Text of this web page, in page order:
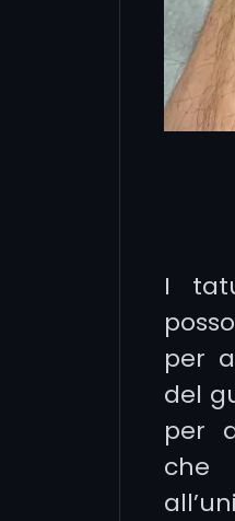
I
per
del
per
che